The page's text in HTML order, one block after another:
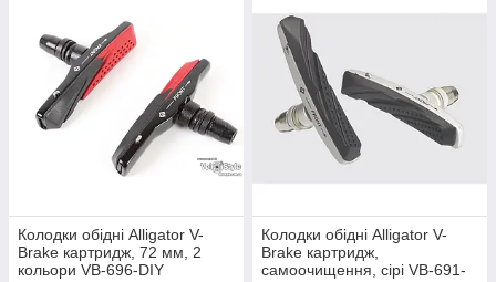
Колодки обідні Alligator V-
Brake картридж, 72 мм, 2
кольори VB-696-DIY
Колодки обідні Alligator V-
Brake картридж,
самоочищення, сірі VB-691-